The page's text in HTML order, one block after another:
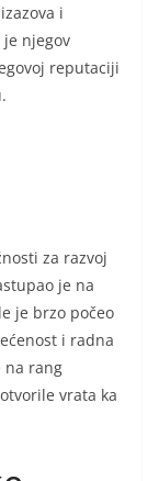
i
je njegov
reputaciji
za razvoj
je na
je brzo počeo
i radna
na rang
vrata ka